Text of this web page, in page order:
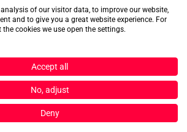
of our visitor data, to improve our website,
and to give you a great website experience. For
cookies we use open the settings.
Accept all
No, adjust
Deny